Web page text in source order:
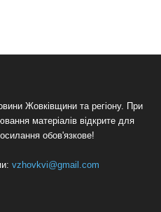
Жовківщини та регіону. При
матеріалів відкрите для
обов'язкове!
vzhovkvi@gmail.com